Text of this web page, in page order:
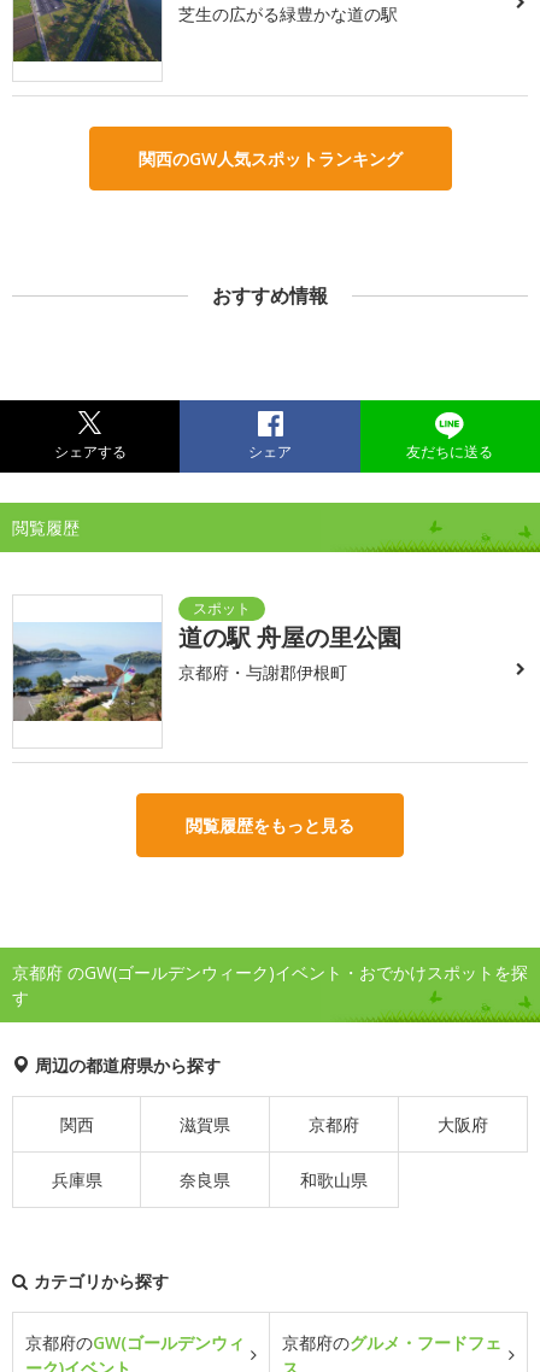
芝生の広がる緑豊かな道の駅
関西のGW人気スポットランキング
おすすめ情報
シェアする シェア 友だちに送る
閲覧履歴
道の駅 舟屋の里公園
京都府・与謝郡伊根町
閲覧履歴をもっと見る
京都府 のGW(ゴールデンウィーク)イベント・おでかけスポットを探
す
周辺の都道府県から探す
関西 滋賀県 京都府 大阪府
兵庫県 奈良県 和歌山県
カテゴリから探す
京都府のGW(ゴールデンウィ
ーク)イベント
京都府のグルメ・フードフェ
ス